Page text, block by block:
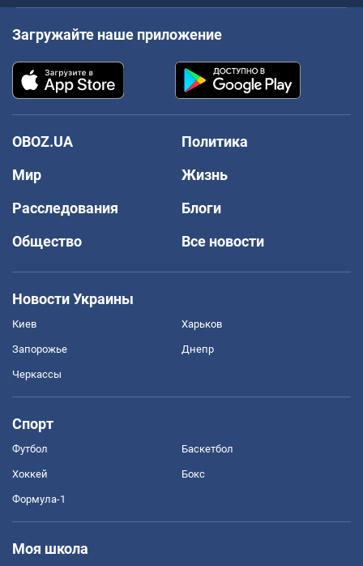
Загружайте наше приложение
OBOZ.UA
Политика
Мир
Жизнь
Расследования
Блоги
Общество
Все новости
Новости Украины
Киев Харьков
Запорожье Днепр
Черкассы
Спорт
Футбол Баскетбол
Хоккей Бокс
Формула-1
Моя школа